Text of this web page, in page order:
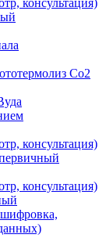
консультация)
Со2
консультация)
консультация)